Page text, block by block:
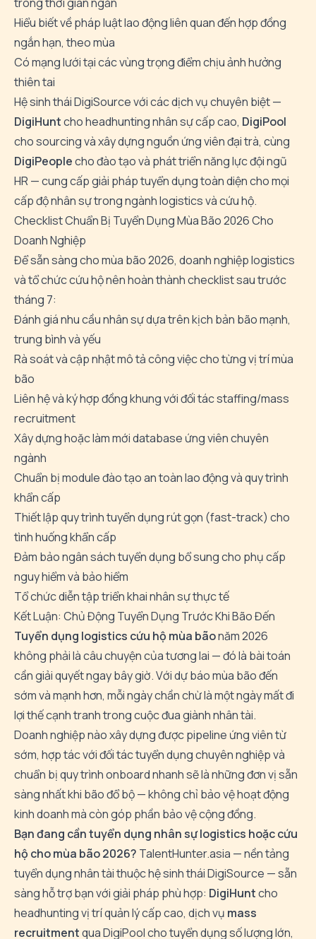
Hiểu biết về pháp luật lao động liên quan đến hợp đồng
ngắn hạn, theo mùa
Có mạng lưới tại các vùng trọng điểm chịu ảnh hưởng
thiên tai
Hệ sinh thái DigiSource với các dịch vụ chuyên biệt —
DigiHuntcho headhunting nhân sự cấp cao, DigiPool
cho sourcing và xây dựng nguồn ứng viên đại trà, cùng
DigiPeoplecho đào tạo và phát triển năng lực đội ngũ
HR — cung cấp giải pháp tuyển dụng toàn diện cho mọi
cấp độ nhân sự trong ngành logistics và cứu hộ.
Checklist Chuẩn Bị Tuyển Dụng Mùa Bão 2026 Cho
Doanh Nghiệp
Để sẵn sàng cho mùa bão 2026, doanh nghiệp logistics
và tổ chức cứu hộ nên hoàn thành checklist sau trước
tháng 7:
Đánh giá nhu cầu nhân sự dựa trên kịch bản bão mạnh,
trung bình và yếu
Rà soát và cập nhật mô tả công việc cho từng vị trí mùa
bão
Liên hệ và ký hợp đồng khung với đối tác staffing/mass
recruitment
Xây dựng hoặc làm mới database ứng viên chuyên
ngành
Chuẩn bị module đào tạo an toàn lao động và quy trình
khẩn cấp
Thiết lập quy trình tuyển dụng rút gọn (fast-track) cho
tình huống khẩn cấp
Đảm bảo ngân sách tuyển dụng bổ sung cho phụ cấp
nguy hiểm và bảo hiểm
Tổ chức diễn tập triển khai nhân sự thực tế
Kết Luận: Chủ Động Tuyển Dụng Trước Khi Bão Đến
Tuyển dụng logistics cứu hộ mùa bãonăm 2026
không phải là câu chuyện của tương lai — đó là bài toán
cần giải quyết ngay bây giờ. Với dự báo mùa bão đến
sớm và mạnh hơn, mỗi ngày chần chừ là một ngày mất đi
lợi thế cạnh tranh trong cuộc đua giành nhân tài.
Doanh nghiệp nào xây dựng được pipeline ứng viên từ
sớm, hợp tác với đối tác tuyển dụng chuyên nghiệp và
chuẩn bị quy trình onboard nhanh sẽ là những đơn vị sẵn
sàng nhất khi bão đổ bộ — không chỉ bảo vệ hoạt động
kinh doanh mà còn góp phần bảo vệ cộng đồng.
Bạn đang cần tuyển dụng nhân sự logistics hoặc cứu
hộ cho mùa bão 2026? TalentHunter.asia — nền tảng
tuyển dụng nhân tài thuộc hệ sinh thái DigiSource — sẵn
sàng hỗ trợ bạn với giải pháp phù hợp: DigiHuntcho
headhunting vị trí quản lý cấp cao, dịch vụ mass
recruitmentqua DigiPool cho tuyển dụng số lượng lớn,